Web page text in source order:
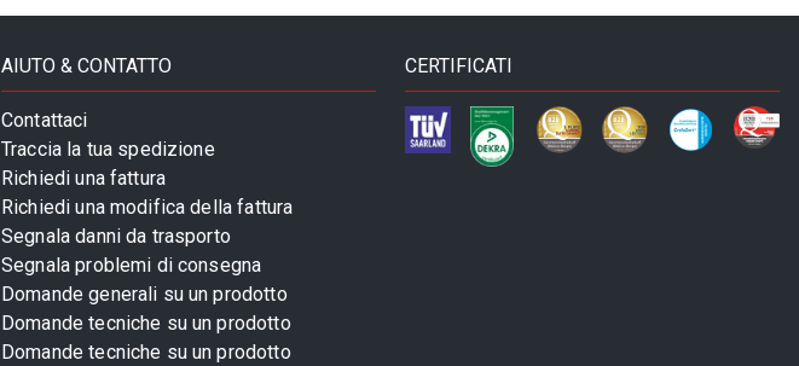
AIUTO & CONTATTO
Contattaci
Traccia la tua spedizione
Richiedi una fattura
Richiedi una modifica della fattura
Segnala danni da trasporto
Segnala problemi di consegna
Domande generali su un prodotto
Domande tecniche su un prodotto
Domande tecniche su un prodotto
CERTIFICATI